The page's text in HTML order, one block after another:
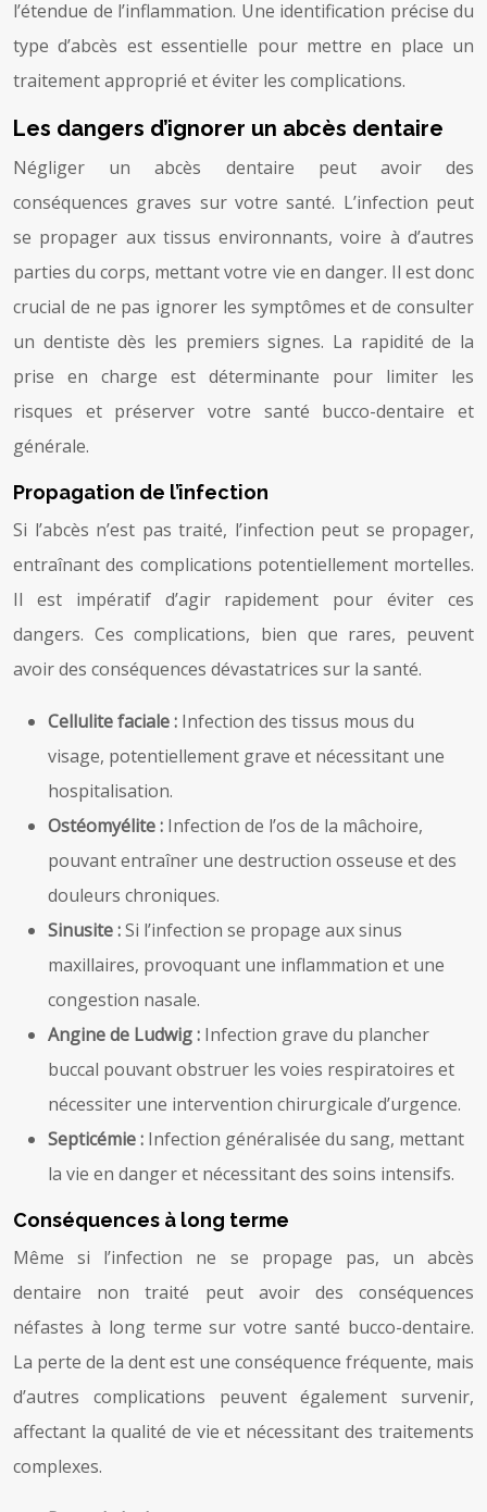
l’étendue de l’inflammation. Une identification précise du
type d’abcès est essentielle pour mettre en place un
traitement approprié et éviter les complications.
Les dangers d’ignorer un abcès dentaire
Négliger un abcès dentaire peut avoir des
conséquences graves sur votre santé. L’infection peut
se propager aux tissus environnants, voire à d’autres
parties du corps, mettant votre vie en danger. Il est donc
crucial de ne pas ignorer les symptômes et de consulter
un dentiste dès les premiers signes. La rapidité de la
prise en charge est déterminante pour limiter les
risques et préserver votre santé bucco-dentaire et
générale.
Propagation de l’infection
Si l’abcès n’est pas traité, l’infection peut se propager,
entraînant des complications potentiellement mortelles.
Il est impératif d’agir rapidement pour éviter ces
dangers. Ces complications, bien que rares, peuvent
avoir des conséquences dévastatrices sur la santé.
Cellulite faciale : Infection des tissus mous du
visage, potentiellement grave et nécessitant une
hospitalisation.
Ostéomyélite : Infection de l’os de la mâchoire,
pouvant entraîner une destruction osseuse et des
douleurs chroniques.
Sinusite :Si l’infection se propage aux sinus
maxillaires, provoquant une inflammation et une
congestion nasale.
Angine de Ludwig : Infection grave du plancher
buccal pouvant obstruer les voies respiratoires et
nécessiter une intervention chirurgicale d’urgence.
Septicémie : Infection généralisée du sang, mettant
la vie en danger et nécessitant des soins intensifs.
Conséquences à long terme
Même si l’infection ne se propage pas, un abcès
dentaire non traité peut avoir des conséquences
néfastes à long terme sur votre santé bucco-dentaire.
La perte de la dent est une conséquence fréquente, mais
d’autres complications peuvent également survenir,
affectant la qualité de vie et nécessitant des traitements
complexes.